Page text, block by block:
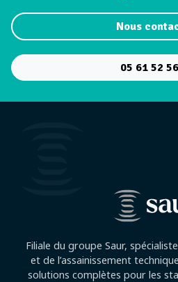
Nous
05 61 52
Filiale du groupe Saur,
et de l’assainissement
solutions complètes pour les